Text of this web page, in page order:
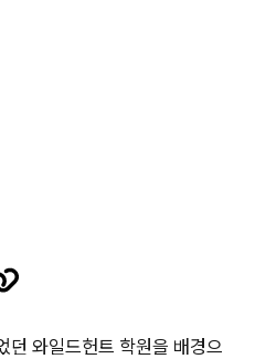
던 와일드헌트 학원을 배경으